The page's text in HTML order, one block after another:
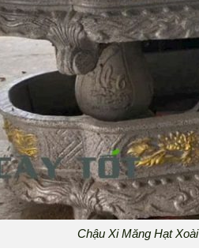
Chậu Xi Măng Hạt